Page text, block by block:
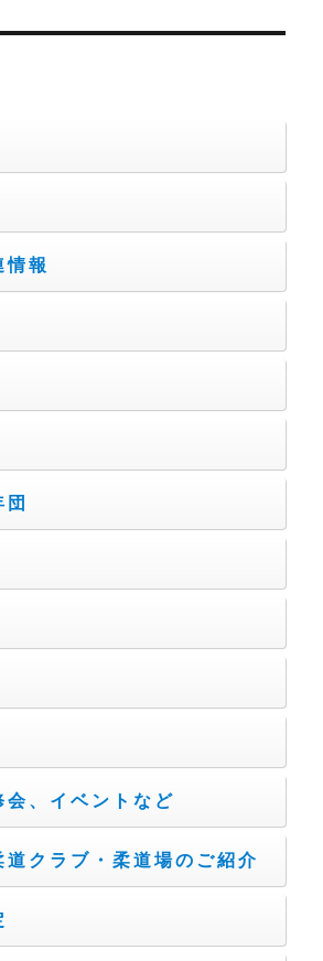
情報
会、イベントなど
道クラブ・柔道場のご紹介